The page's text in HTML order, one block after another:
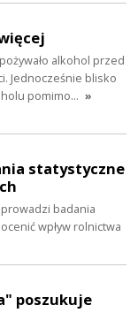
alkohol przed
Jednocześnie blisko
pomimo… »
statystyczne
prowadzi badania
wpływ rolnictwa
poszukuje